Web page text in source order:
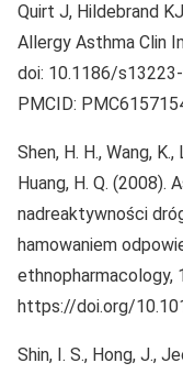
Quirt J, Hildebrand
Allergy Asthma Clin
doi: 10.1186/
PMCID:
Shen, H. H., Wang, K.,
Huang, H. Q. (2008).
nadreaktywności
hamowaniem
ethnopharmacology,
https://doi.org/
Shin, I. S., Hong, J.,